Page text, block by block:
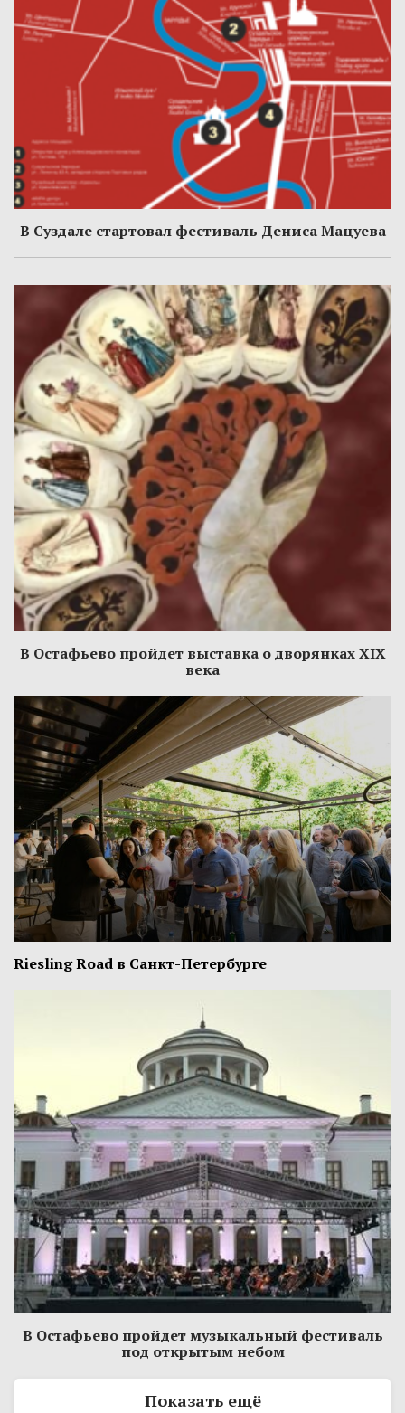
В Суздале стартовал фестиваль Дениса Мацуева
В Остафьево пройдет выставка о дворянках XIX
века
Riesling Road в Санкт-Петербурге
В Остафьево пройдет музыкальный фестиваль
под открытым небом
Показать ещё